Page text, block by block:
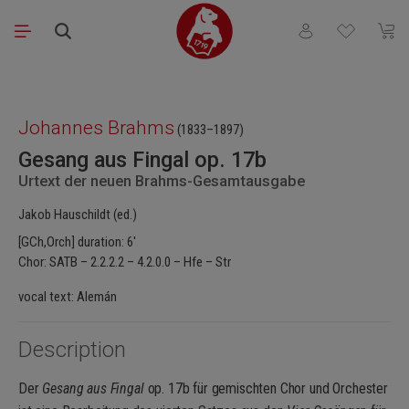
Saltar al contenido principal
Tienes 0 El
Johannes Brahms (1833–1897)
Gesang aus Fingal op. 17b
Urtext der neuen Brahms-Gesamtausgabe
Jakob Hauschildt (ed.)
[GCh,Orch] duration: 6′
Chor: SATB – 2.2.2.2 – 4.2.0.0 – Hfe – Str
vocal text: Alemán
Description
Der Gesang aus Fingal op. 17b für gemischten Chor und Orchester